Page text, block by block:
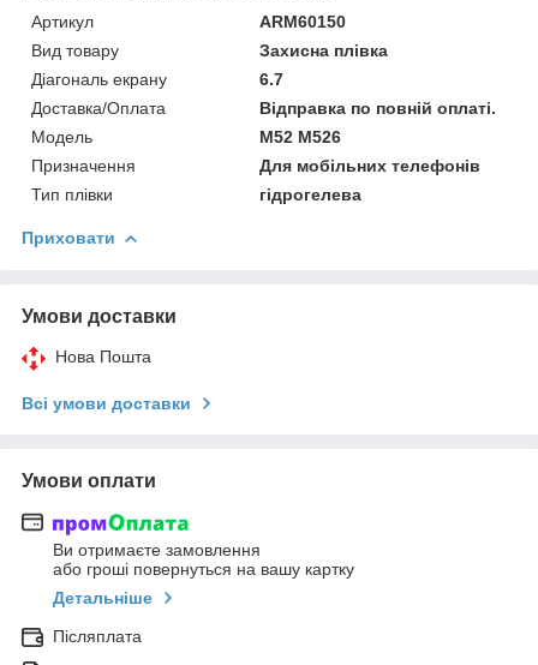
Артикул
ARM60150
Вид товару
Захисна плівка
Діагональ екрану
6.7
Доставка/Оплата
Відправка по повній оплаті.
Мoдель
M52 M526
Призначення
Для мобільних телефонів
Тип плівки
гідрогелева
Приховати
Умови доставки
Нова Пошта
Всі умови доставки
Умови оплати
Ви отримаєте замовлення
або гроші повернуться на вашу картку
Детальніше
Післяплата